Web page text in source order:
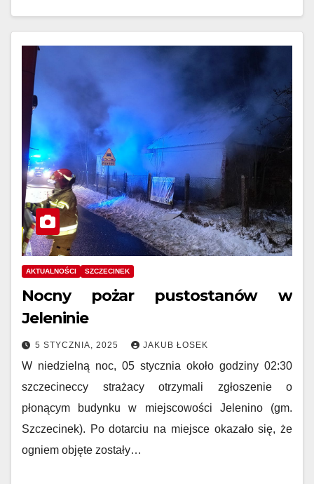
AKTUALNOŚCI SZCZECINEK
Nocny pożar pustostanów w
Jeleninie
5 STYCZNIA, 2025 JAKUB ŁOSEK
W niedzielną noc, 05 stycznia około godziny 02:30
szczecineccy strażacy otrzymali zgłoszenie o
płonącym budynku w miejscowości Jelenino (gm.
Szczecinek). Po dotarciu na miejsce okazało się, że
ogniem objęte zostały…